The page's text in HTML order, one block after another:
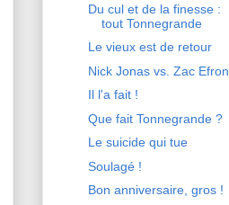
Du cul et de la finesse :
tout Tonnegrande
Le vieux est de retour
Nick Jonas vs. Zac Efron
Il l'a fait !
Que fait Tonnegrande ?
Le suicide qui tue
Soulagé !
Bon anniversaire, gros !